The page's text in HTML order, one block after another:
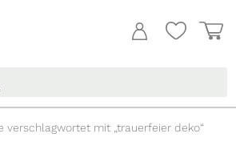
verschlagwortet mit „trauerfeier deko“